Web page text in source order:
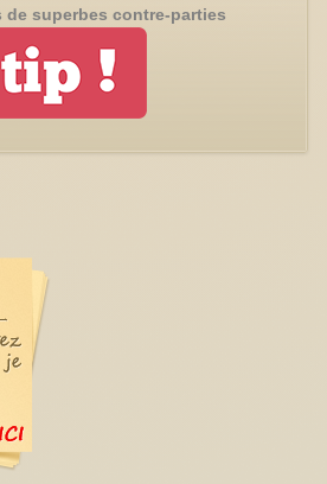
de superbes contre-parties